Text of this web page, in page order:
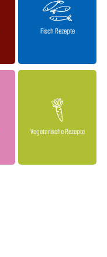
Fisch Rezepte
Vegetarische Rezepte